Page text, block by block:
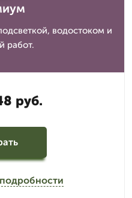
водостоком и
работ.
руб.